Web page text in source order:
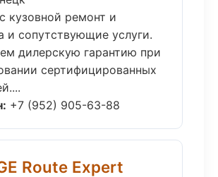
кузовной ремонт и
и сопутствующие услуги.
дилерскую гарантию при
сертифицированных
+7 (952) 905-63-88
Route Expert